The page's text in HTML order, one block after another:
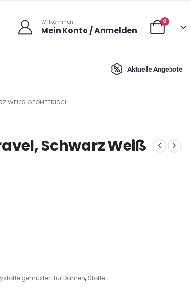
Willkommen
Mein Konto / Anmelden
0
Aktuelle Angebote
WEISS GEOMETRISCH
Schwarz Weiß
gemustert für Damen, Stoffe